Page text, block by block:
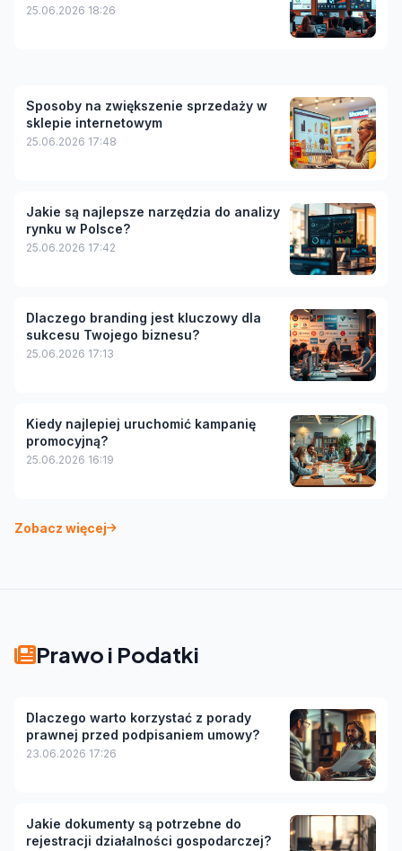
25.06.2026 18:26
Sposoby na zwiększenie sprzedaży w
sklepie internetowym
25.06.2026 17:48
Jakie są najlepsze narzędzia do analizy
rynku w Polsce?
25.06.2026 17:42
Dlaczego branding jest kluczowy dla
sukcesu Twojego biznesu?
25.06.2026 17:13
Kiedy najlepiej uruchomić kampanię
promocyjną?
25.06.2026 16:19
Zobacz więcej
Prawo i Podatki
Dlaczego warto korzystać z porady
prawnej przed podpisaniem umowy?
23.06.2026 17:26
Jakie dokumenty są potrzebne do
rejestracji działalności gospodarczej?